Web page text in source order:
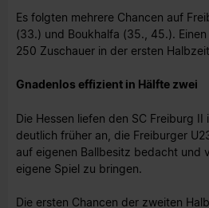
Es folgten mehrere Chancen auf
(33.) und Boukhalfa (35., 45.).
250 Zuschauer in der ersten
Gnadenlos effizient in Hälfte zwei
Die Hessen liefen den SC Freiburg
deutlich früher an, die Freiburger
auf eigenen Ballbesitz bedacht und
eigene Spiel zu bringen.
Die ersten Chancen der zweiten